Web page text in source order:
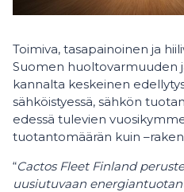
Toimiva, tasapainoinen ja
Suomen huoltovarmuuden
kannalta keskeinen
sähköistyessä, sähkön
edessä tulevien
tuotantomäärän kuin
“Cactos Fleet Finland
uusiutuvaan